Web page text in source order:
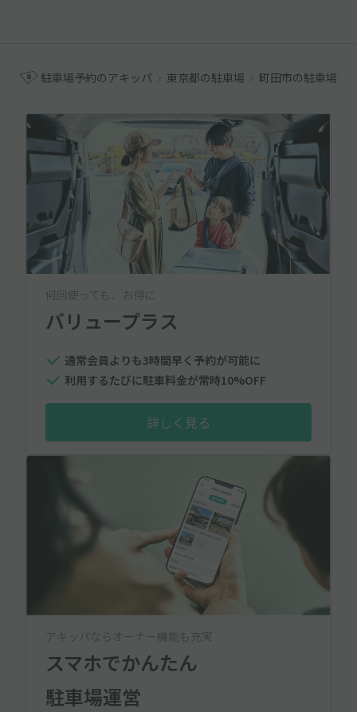
駐車場予約のアキッパ 東京都の駐車場 町田市の駐車場
何回使っても、お得に
バリュープラス
通常会員よりも3時間早く予約が可能に
利用するたびに駐車料金が常時10%OFF
詳しく見る
アキッパならオーナー機能も充実
スマホでかんたん
駐車場運営